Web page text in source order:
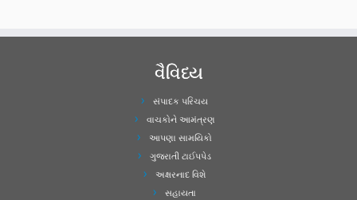
વૈવિધ્ય
સંપાદક પરિચય
વાચકોને આમંત્રણ
આપણા સામયિકો
ગુજરાતી ટાઈપપેડ
અક્ષરનાદ વિશે
સહાયતા